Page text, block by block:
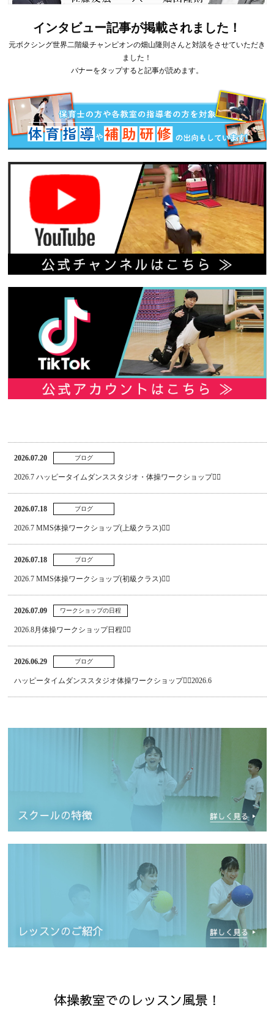
インタビュー記事が掲載されました！
元ボクシング世界二階級チャンピオンの畑山隆則さんと対談をさせていただき
ました！
バナーをタップすると記事が読めます。
2026.07.20 ブログ
2026.7 ハッピータイムダンススタジオ・体操ワークショップ🤸‍♂
2026.07.18 ブログ
2026.7 MMS体操ワークショップ(上級クラス)🤸‍♀
2026.07.18 ブログ
2026.7 MMS体操ワークショップ(初級クラス)🤸‍♂
2026.07.09 ワークショップの日程
2026.8月体操ワークショップ日程🤸‍♂
2026.06.29 ブログ
ハッピータイムダンススタジオ体操ワークショップ🤸‍♂2026.6
体操教室でのレッスン風景！